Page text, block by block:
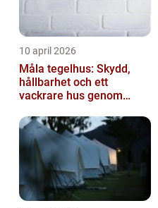
10 april 2026
Måla tegelhus: Skydd,
hållbarhet och ett
vackrare hus genom